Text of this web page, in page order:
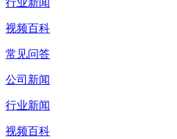
视频百科
常见问答
公司新闻
行业新闻
视频百科